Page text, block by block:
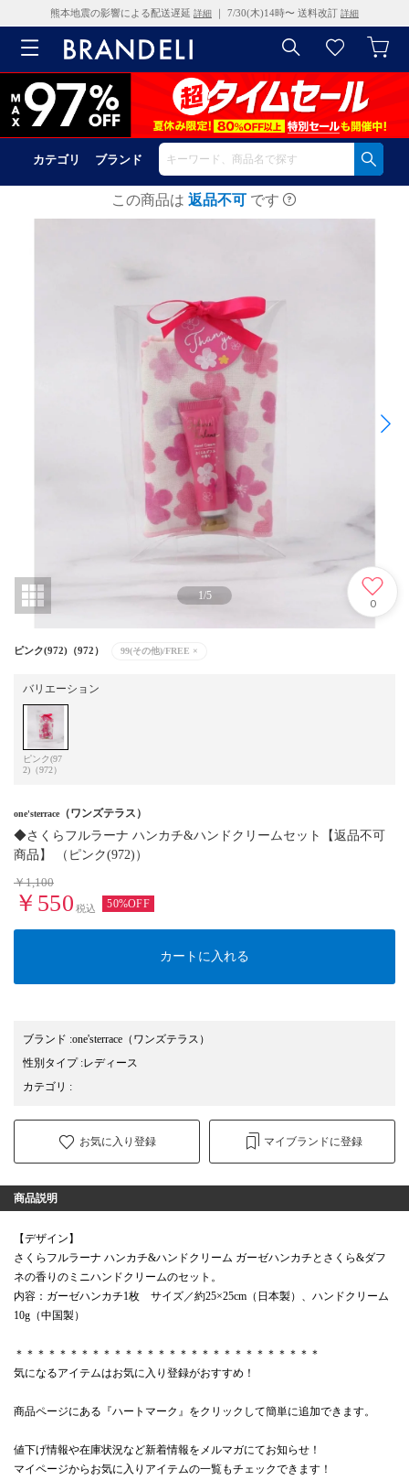
熊本地震の影響による配送遅延 詳細 ｜ 7/30(木)14時〜 送料改訂 詳細
カテゴリ ブランド
この商品は 返品不可 です
1/5
0
ピンク(972)（972） 99(その他)/FREE ×
バリエーション
ピンク(97
2)（972）
one'sterrace （ワンズテラス）
◆さくらフルラーナ ハンカチ&ハンドクリームセット【返品不可
商品】 （ピンク(972)）
￥1,100
￥550 税込 50%OFF
カートに入れる
ブランド :one'sterrace （ワンズテラス）
性別タイプ:レディース
カテゴリ :
お気に入り登録 マイブランドに登録
商品説明
【デザイン】
さくらフルラーナ ハンカチ&ハンドクリーム ガーゼハンカチとさくら&ダフ
ネの香りのミニハンドクリームのセット。
内容：ガーゼハンカチ1枚 サイズ／約25×25cm（日本製）、ハンドクリーム
10g（中国製）
＊＊＊＊＊＊＊＊＊＊＊＊＊＊＊＊＊＊＊＊＊＊＊＊＊＊＊＊
気になるアイテムはお気に入り登録がおすすめ！
商品ページにある『ハートマーク』をクリックして簡単に追加できます。
値下げ情報や在庫状況など新着情報をメルマガにてお知らせ！
マイページからお気に入りアイテムの一覧もチェックできます！